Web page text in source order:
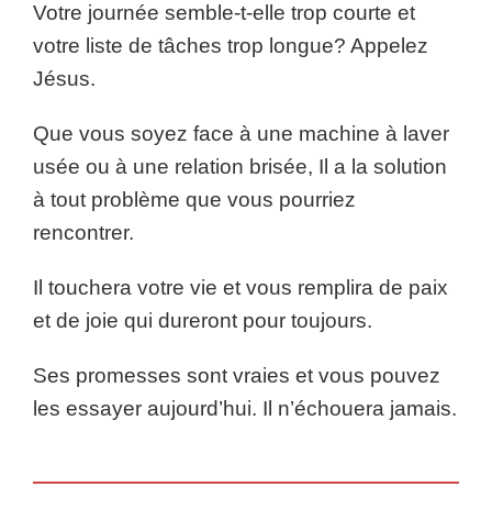
Votre journée semble-t-elle trop courte et
votre liste de tâches trop longue? Appelez
Jésus.
Que vous soyez face à une machine à laver
usée ou à une relation brisée, Il a la solution
à tout problème que vous pourriez
rencontrer.
Il touchera votre vie et vous remplira de paix
et de joie qui dureront pour toujours.
Ses promesses sont vraies et vous pouvez
les essayer aujourd’hui. Il n’échouera jamais.